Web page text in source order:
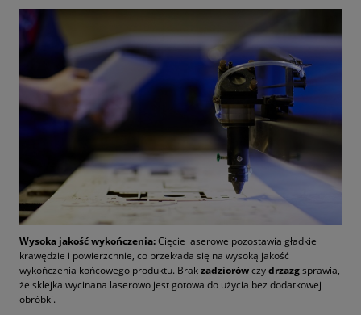
Wysoka jakość wykończenia:Cięcie laserowe pozostawia gładkie
krawędzie i powierzchnie, co przekłada się na wysoką jakość
wykończenia końcowego produktu. Brakzadziorówczydrzazgsprawia,
że sklejka wycinana laserowo jest gotowa do użycia bez dodatkowej
obróbki.